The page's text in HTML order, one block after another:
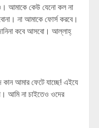
আমাকে কেউ যেনো কল না
না আমাকে ফোর্স করবে।
জানিনা কবে আসবো। আল্লাহ্
কান আমার ফেটে যাচ্ছে! এইযে
আমি না চাইতেও ওদের